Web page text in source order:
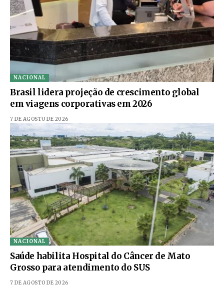
NACIONAL
Brasil lidera projeção de crescimento global
em viagens corporativas em 2026
7 DE AGOSTO DE 2026
NACIONAL
Saúde habilita Hospital do Câncer de Mato
Grosso para atendimento do SUS
7 DE AGOSTO DE 2026